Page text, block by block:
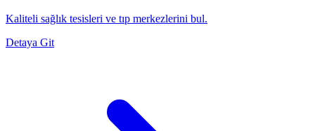
Kaliteli sağlık tesisleri ve tıp merkezlerini bul.
Detaya Git